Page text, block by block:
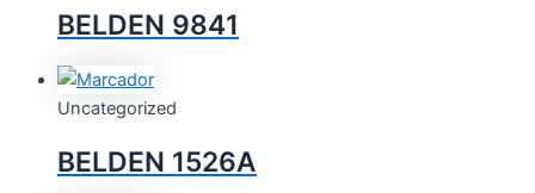
BELDEN 9841
Uncategorized
BELDEN 1526A